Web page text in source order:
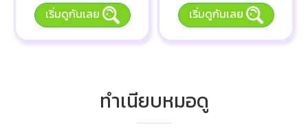
เริ่มดูกันเลย เริ่มดูกันเลย
ทำเนียบหมอดู